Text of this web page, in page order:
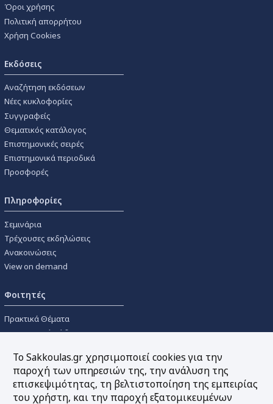
Όροι χρήσης
Πολιτική απορρήτου
Χρήση Cookies
Εκδόσεις
Αναζήτηση εκδόσεων
Νέες κυκλοφορίες
Συγγραφείς
Θεματικός κατάλογος
Επιστημονικές σειρές
Επιστημονικά περιοδικά
Προσφορές
Πληροφορίες
Σεμινάρια
Τρέχουσες εκδηλώσεις
Ανακοινώσεις
View on demand
Φοιτητές
Πρακτικά Θέματα
Οικονομικοί Κώδικες
Συγγραμμάτων
Εργαλεία
Το Sakkoulas.gr χρησιμοποιεί cookies για την
παροχή των υπηρεσιών της, την ανάλυση της
επισκεψιμότητας, τη βελτιστοποίηση της εμπειρίας
του χρήστη, και την παροχή εξατομικευμένων